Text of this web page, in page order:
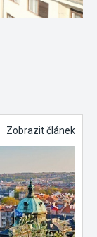
Zobrazit článek